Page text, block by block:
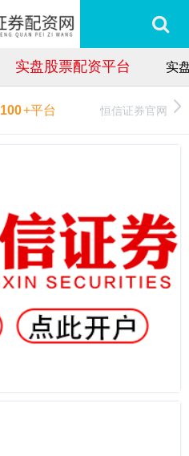
实盘股票配资平台 实
100+平台 恒信证券官网